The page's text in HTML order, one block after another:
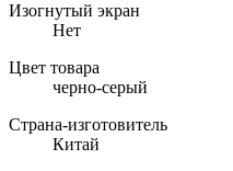
Изогнутый экран
Нет
Цвет товара
черно-серый
Страна-изготовитель
Китай